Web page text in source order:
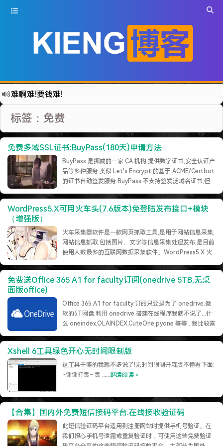
难啊难!要钱难!
有点伤心了,今年净遇到王某海这种人.
难啊难...
七牛的JS SDK 的文档真坑啊.
蓝奏云分享部分地区无法访问需手动修改www.lanzous.com变为:www.lanzoux.com
好气啊~原来使用的CDN服务商莫名其妙的给我服务取消了~
遇见一个沙雕汽车人.
2022-09-04被罚款200元记6分.
特么的.电脑风扇坏了.快递还全部停发.太难了...求求了.疫情赶紧走吧.
标签：免费
免费多域SSL证书:BuyPass(180天)申请方法
BuyPass 是挪威的一家 CA 机构,提供数字证书,安全认证产
品等多种服务.类似 Let's Encrypt 的基于 ACME/Certbot
的证书自动签发服务.BuyPass 不支持签发泛域名证书,但
»
WordPress5.X可用火车头(7.6版本)免登陆发布接口+模块
（增强版）
火车采集器软件是一款网页抓取工具,是用于网站信息采集,
网站信息抓取,包括图片、文字等信息采集处理发布,是目前
使用人数最多的互联网数据采集软件。WordPress5.X 火
缩略图的上传和生成 增加了对多个分类方式的发布参数
免费送Office 365 A1 for faculty订阅(onedrive 5TB,无桌
面版office)
Office 365 A1 for faculty 订阅只要是为了 onedrive.微
软的5T网盘.利用 onedrive 搭建在线程序我就不说了...什
么 oneindex,OLAINDEX,CuteOne,pyone 等等.. 我比较喜
Xshell 6工具绿色开心无时间限制版
这工具干嘛的我就不多说了!无时间限制开森版不懂看下面:
~谢谢打赏~ 赏 ……继续阅读 »
【合集】国内外免费短信接码平台.在线接收验证码
此短信验证码平台适用到注册网站时提供手机号验证。在
我们担心手机号泄露或重复验证时，可使用这些免费验证